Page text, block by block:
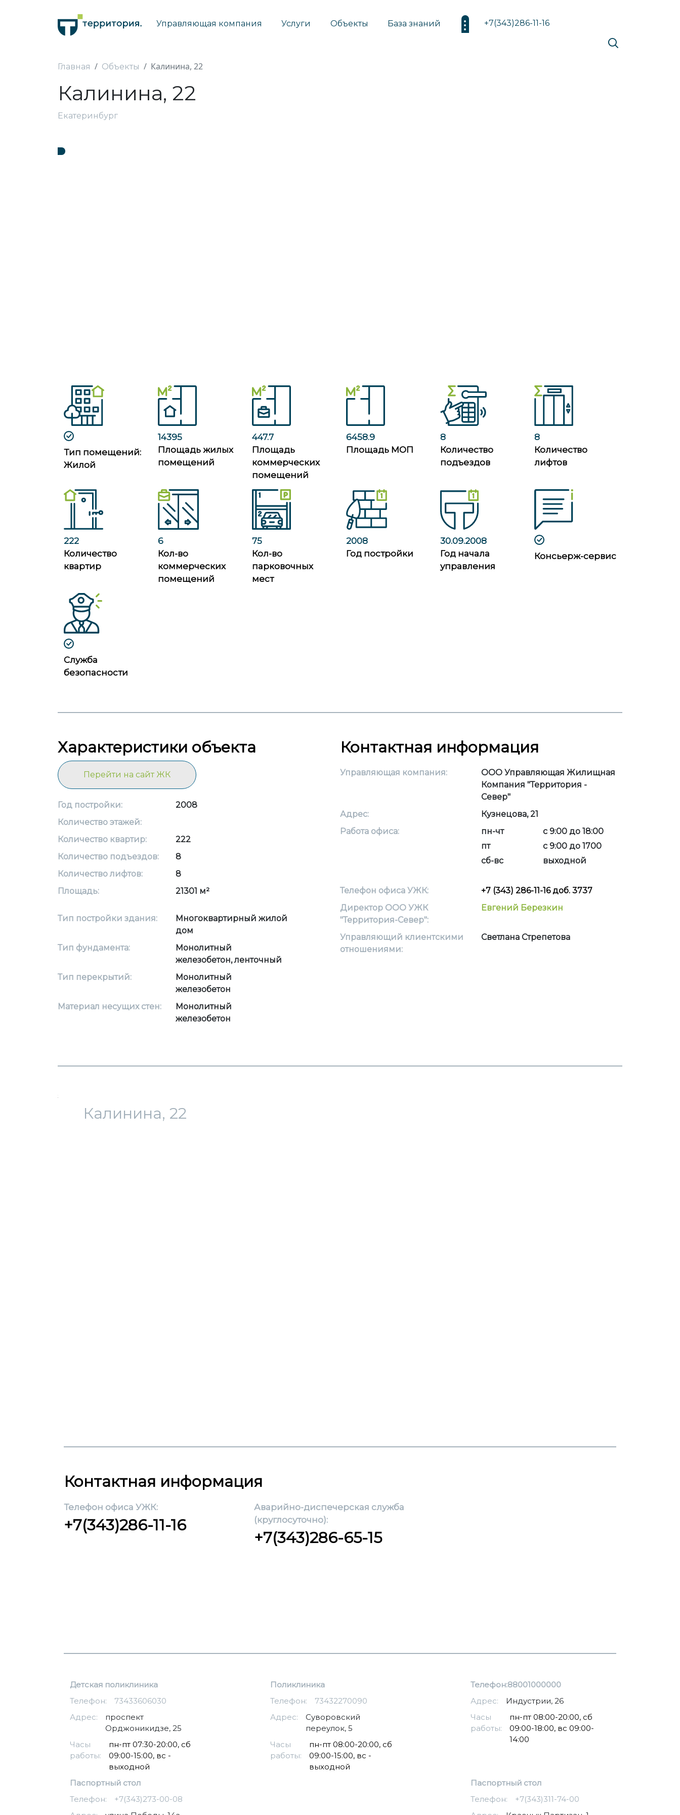
+7(343)286-11-16
Управляющая компания Услуги Объекты База знаний
Главная Объекты Калинина, 22
Калинина, 22
Екатеринбург
Тип помещений:
Жилой
14395
Площадь жилых
помещений
447.7
Площадь
коммерческих
помещений
6458.9
Площадь МОП
8
Количество
подъездов
8
Количество
лифтов
222
Количество
квартир
6
Кол-во
коммерческих
помещений
75
Кол-во
парковочных
мест
2008
Год постройки
30.09.2008
Год начала
управления
Консьерж-сервис
Служба
безопасности
Характеристики объекта
Перейти на сайт ЖК
Год постройки:
2008
Количество этажей:
Количество квартир:
222
Количество подъездов:
8
Количество лифтов:
8
Площадь:
21301 м²
Тип постройки здания:
Многоквартирный жилой
дом
Тип фундамента:
Монолитный
железобетон, ленточный
Тип перекрытий:
Монолитный
железобетон
Материал несущих стен:
Монолитный
железобетон
Контактная информация
Управляющая компания:
ООО Управляющая Жилищная
Компания "Территория -
Север"
Адрес:
Кузнецова, 21
Работа офиса:
пн-чт
с 9:00 до 18:00
пт
с 9:00 до 1700
сб-вс
выходной
Телефон офиса УЖК:
+7 (343) 286-11-16 доб. 3737
Директор ООО УЖК
"Территория-Север":
Евгений Березкин
Управляющий клиентскими
отношениями:
Светлана Стрепетова
Калинина, 22
загрузка карты...
Контактная информация
Телефон офиса УЖК:
+7(343)286-11-16
Аварийно-диспечерская служба
(круглосуточно):
+7(343)286-65-15
Детская поликлиника
Телефон:
73433606030
Адрес:
​проспект
Орджоникидзе, 25
Часы
работы:
пн-пт 07:30-20:00, сб
09:00-15:00, вс -
выходной
Поликлиника
Телефон:
73432270090
Адрес:
​Суворовский
переулок, 5
Часы
работы:
пн-пт 08:00-20:00, сб
09:00-15:00, вс -
выходной
Телефон:88001000000
Адрес:
​Индустрии, 26
Часы
работы:
пн-пт 08:00-20:00, сб
09:00-18:00, вс 09:00-
14:00
Паспортный стол
Телефон:
+7(343)273-00-08
Паспортный стол
Телефон:
+7(343)311-74-00